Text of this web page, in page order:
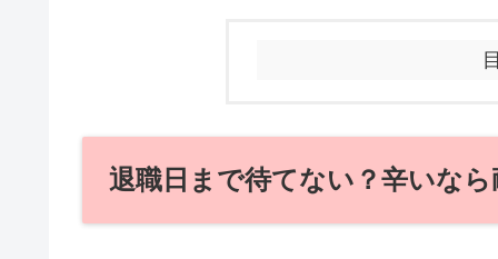
退職日まで待てない？辛いな